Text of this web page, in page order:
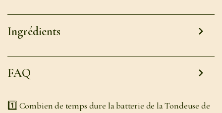
Ingrédients
FAQ
1️⃣ Combien de temps dure la batterie de la Tondeuse de